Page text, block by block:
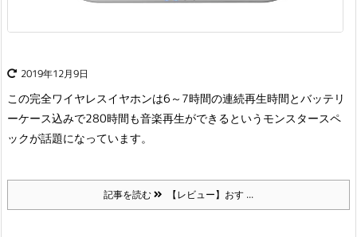
2019年12月9日
この完全ワイヤレスイヤホンは6～7時間の連続再生時間とバッテリ
ーケース込みで280時間も音楽再生ができるというモンスタースペ
ックが話題になっています。
記事を読む 【レビュー】おす ...